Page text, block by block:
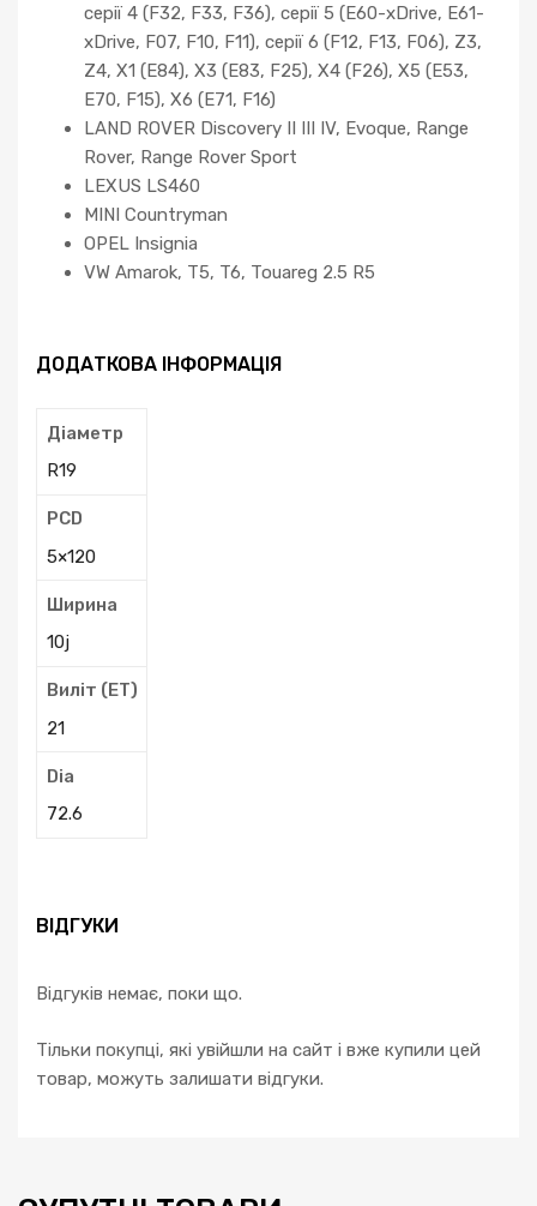
серії 4 (F32, F33, F36), серії 5 (E60-xDrive, E61-
xDrive, F07, F10, F11), серії 6 (F12, F13, F06), Z3,
Z4, X1 (E84), X3 (E83, F25), X4 (F26), X5 (E53,
E70, F15), X6 (E71, F16)
LAND ROVER Discovery II III IV, Evoque, Range
Rover, Range Rover Sport
LEXUS LS460
MINI Countryman
OPEL Insignia
VW Amarok, T5, T6, Touareg 2.5 R5
ДОДАТКОВА ІНФОРМАЦІЯ
Діаметр
R19
PCD
5×120
Ширина
10j
Виліт (ЕТ)
21
Dia
72.6
ВІДГУКИ
Відгуків немає, поки що.
Тільки покупці, які увійшли на сайт і вже купили цей
товар, можуть залишати відгуки.